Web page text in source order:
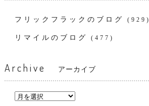
フリックフラックのブログ (929)
リマイルのブログ (477)
Archive アーカイブ